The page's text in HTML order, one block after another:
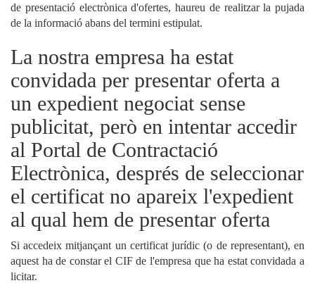
de presentació electrònica d'ofertes, haureu de realitzar la pujada
de la informació abans del termini estipulat.
La nostra empresa ha estat
convidada per presentar oferta a
un expedient negociat sense
publicitat, però en intentar accedir
al Portal de Contractació
Electrònica, després de seleccionar
el certificat no apareix l'expedient
al qual hem de presentar oferta
Si accedeix mitjançant un certificat jurídic (o de representant), en
aquest ha de constar el CIF de l'empresa que ha estat convidada a
licitar.